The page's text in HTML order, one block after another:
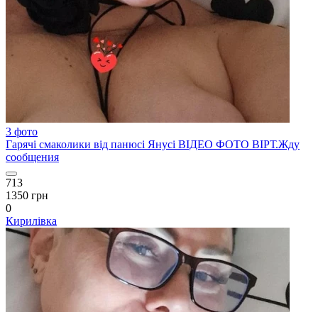
3 фото
Гарячі смаколики від панюсі Янусі ВІДЕО ФОТО ВІРТ.Жду
сообщения
713
1350 грн
0
Кирилівка